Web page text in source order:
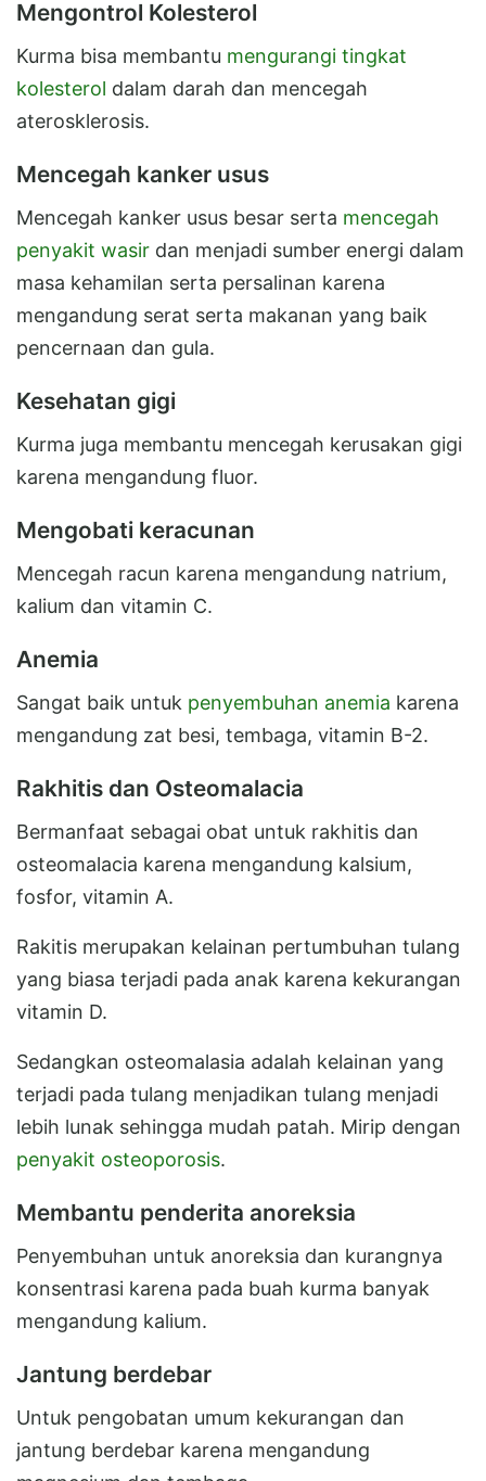
Mengontrol Kolesterol
Kurma bisa membantu mengurangi tingkat
kolesterol dalam darah dan mencegah
aterosklerosis.
Mencegah kanker usus
Mencegah kanker usus besar serta mencegah
penyakit wasir dan menjadi sumber energi dalam
masa kehamilan serta persalinan karena
mengandung serat serta makanan yang baik
pencernaan dan gula.
Kesehatan gigi
Kurma juga membantu mencegah kerusakan gigi
karena mengandung fluor.
Mengobati keracunan
Mencegah racun karena mengandung natrium,
kalium dan vitamin C.
Anemia
Sangat baik untuk penyembuhan anemia karena
mengandung zat besi, tembaga, vitamin B-2.
Rakhitis dan Osteomalacia
Bermanfaat sebagai obat untuk rakhitis dan
osteomalacia karena mengandung kalsium,
fosfor, vitamin A.
Rakitis merupakan kelainan pertumbuhan tulang
yang biasa terjadi pada anak karena kekurangan
vitamin D.
Sedangkan osteomalasia adalah kelainan yang
terjadi pada tulang menjadikan tulang menjadi
lebih lunak sehingga mudah patah. Mirip dengan
penyakit osteoporosis.
Membantu penderita anoreksia
Penyembuhan untuk anoreksia dan kurangnya
konsentrasi karena pada buah kurma banyak
mengandung kalium.
Jantung berdebar
Untuk pengobatan umum kekurangan dan
jantung berdebar karena mengandung